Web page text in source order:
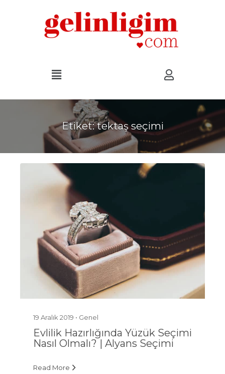
Etiket:tektaş seçimi
19 Aralık 2019 • Genel
Evlilik Hazırlığında Yüzük Seçimi
Nasıl Olmalı? | Alyans Seçimi
Read More